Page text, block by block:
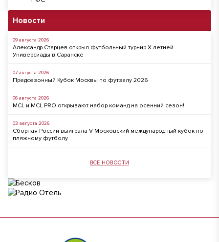
Новости
09 августа 2026
Александр Старцев открыл футбольный турнир X летней
Универсиады в Саранске
07 августа 2026
Предсезонный Кубок Москвы по футзалу 2026
06 августа 2026
MCL и MCL PRO открывают набор команд на осенний сезон!
03 августа 2026
Сборная России выиграла V Московский международный кубок по
пляжному футболу
ВСЕ НОВОСТИ